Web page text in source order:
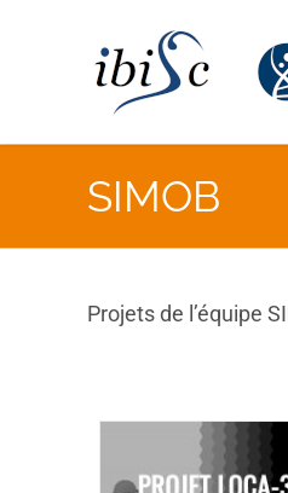
SIMOB
Projets de l’équipe